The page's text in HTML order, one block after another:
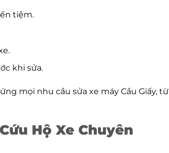
tiệm.
khi sửa.
mọi nhu cầu sửa xe máy Cầu Giấy, từ
Hộ Xe Chuyên